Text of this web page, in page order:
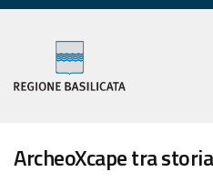
ArcheoXcape tra